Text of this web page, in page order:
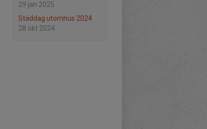
29 jan 2025
Städdag utomhus 2024
28 okt 2024